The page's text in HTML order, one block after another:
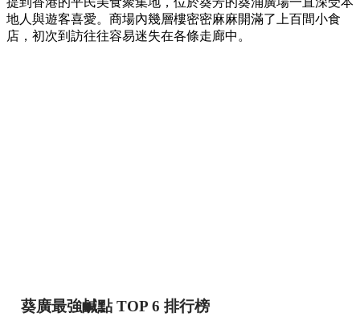
地人與遊客喜愛。商場內幾層樓密密麻麻開滿了上百間小食
店，初次到訪往往容易迷失在各條走廊中。
葵廣最強鹹點 TOP 6 排行榜